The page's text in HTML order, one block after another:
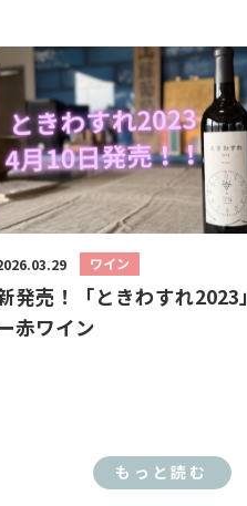
ワイン
発売！「ときわすれ2023
赤ワイン
もっと読む